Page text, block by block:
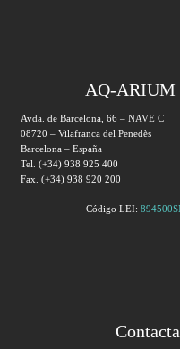
AQ-ARIUM
Avda. de Barcelona, 66 – NAVE C
08720 – Vilafranca del Penedès
Barcelona – España
Tel. (+34) 938 925 400
Fax. (+34) 938 920 200
Código LEI: